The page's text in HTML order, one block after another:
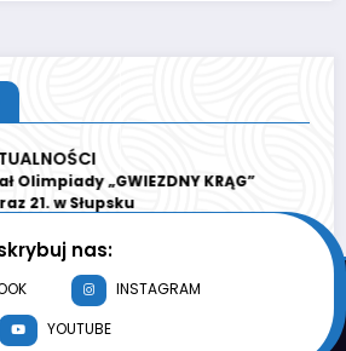
finałową 10!
nas:
INSTAGRAM
YOUTUBE